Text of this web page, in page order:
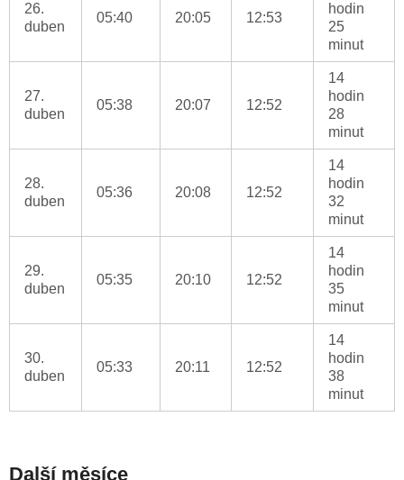
26.
duben
05:40 20:05 12:53
hodin
25
minut
27.
duben
05:38 20:07 12:52
14
hodin
28
minut
28.
duben
05:36 20:08 12:52
14
hodin
32
minut
29.
duben
05:35 20:10 12:52
14
hodin
35
minut
30.
duben
05:33 20:11 12:52
14
hodin
38
minut
Další měsíce